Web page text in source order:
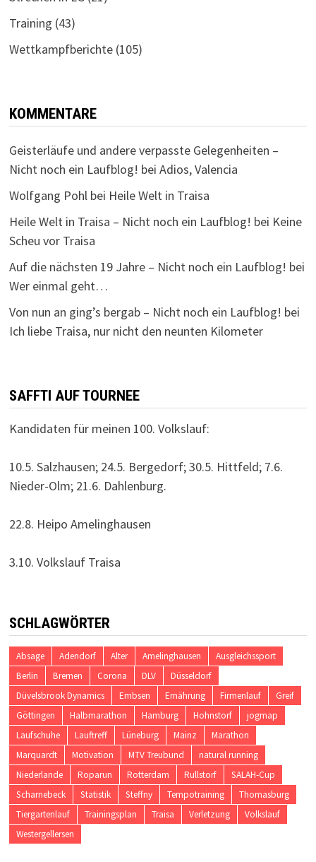
Training (43)
Wettkampfberichte(105)
KOMMENTARE
Geisterläufe und andere verpasste Gelegenheiten –
Nicht noch ein Laufblog! bei Adios, Valencia
Wolfgang Pohlbei Heile Welt in Traisa
Heile Welt in Traisa – Nicht noch ein Laufblog! bei Keine
Scheu vor Traisa
Auf die nächsten 19 Jahre – Nicht noch ein Laufblog! bei
Wer einmal geht…
Von nun an ging’s bergab – Nicht noch ein Laufblog! bei
Ich liebe Traisa, nur nicht den neunten Kilometer
SAFFTI AUF TOURNEE
Kandidaten für meinen 100. Volkslauf:
10.5. Salzhausen; 24.5. Bergedorf; 30.5. Hittfeld; 7.6.
Nieder-Olm; 21.6. Dahlenburg.
22.8. Heipo Amelinghausen
3.10. Volkslauf Traisa
SCHLAGWÖRTER
Absage Adendorf Alter Amelinghausen
Ausgleichssport
Berlin
Bremen Corona DLV
Düsseldorf
Düvelsbrook Dynamics
Embsen Ernährung Firmenlauf
Greif
Göttingen
Halbmarathon Hamburg Hohnstorf
jogmap
Laufschuhe
Lauftreff Lüneburg Mainz
Marathon
Marquardt
Motivation MTV Treubund
natural running
Niederlande
Roparun Rotterdam Rullstorf
SALAH-Cup
Scharnebeck
Statistik Steffny Tempotraining
Thomasburg
Tiergartenlauf
Trainingsplan Traisa Verletzung
Volkslauf
Westergellersen